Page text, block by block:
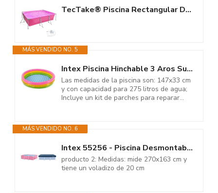
TecTake® Piscina Rectangular Desmontable, Incluye Filtro Depurador,...
MÁS VENDIDO NO. 5
Intex Piscina Hinchable 3 Aros Sunset 147x33 cm, 275 litros (57422)
Las medidas de la piscina son: 147x33 cm
y con capacidad para 275 litros de agua;
Incluye un kit de parches para reparar...
MÁS VENDIDO NO. 6
Intex 55256 - Piscina Desmontable Small Frame Familiar Rosa 220x150x60cm &...
producto 2: Medidas: mide 270x163 cm y
tiene un voladizo de 20 cm